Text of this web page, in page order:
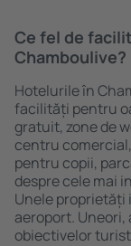
Ce fel de
Chamboulive?
Hotelurile în
facilități pentru
gratuit, zone de
centru
pentru copii,
despre cele mai
Unele proprietăți
aeroport.
obiectivelor